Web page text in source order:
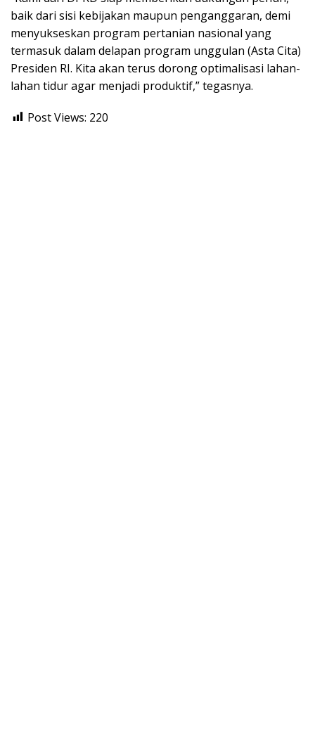
baik dari sisi kebijakan maupun penganggaran, demi
menyukseskan program pertanian nasional yang
termasuk dalam delapan program unggulan (Asta Cita)
Presiden RI. Kita akan terus dorong optimalisasi lahan-
lahan tidur agar menjadi produktif,” tegasnya.
Post Views: 220